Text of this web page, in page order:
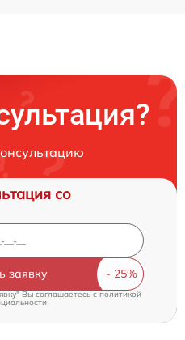
со
заявку
Вы соглашаетесь cполитикой